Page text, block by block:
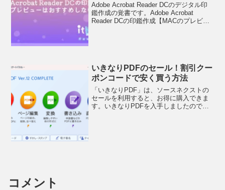
Adobe Acrobat Reader DCのデジタル印
鑑作成の覚書です。Adobe Acrobat
Reader DCの印鑑作成【MACのプレビュ
いきなりPDFのセール！割引クー
ポンコードで安く買う方法
「いきなりPDF」は、ソースネクストの
セールを利用すると、お得に購入できま
す。いきなりPDFを入手しましたので、
コメント